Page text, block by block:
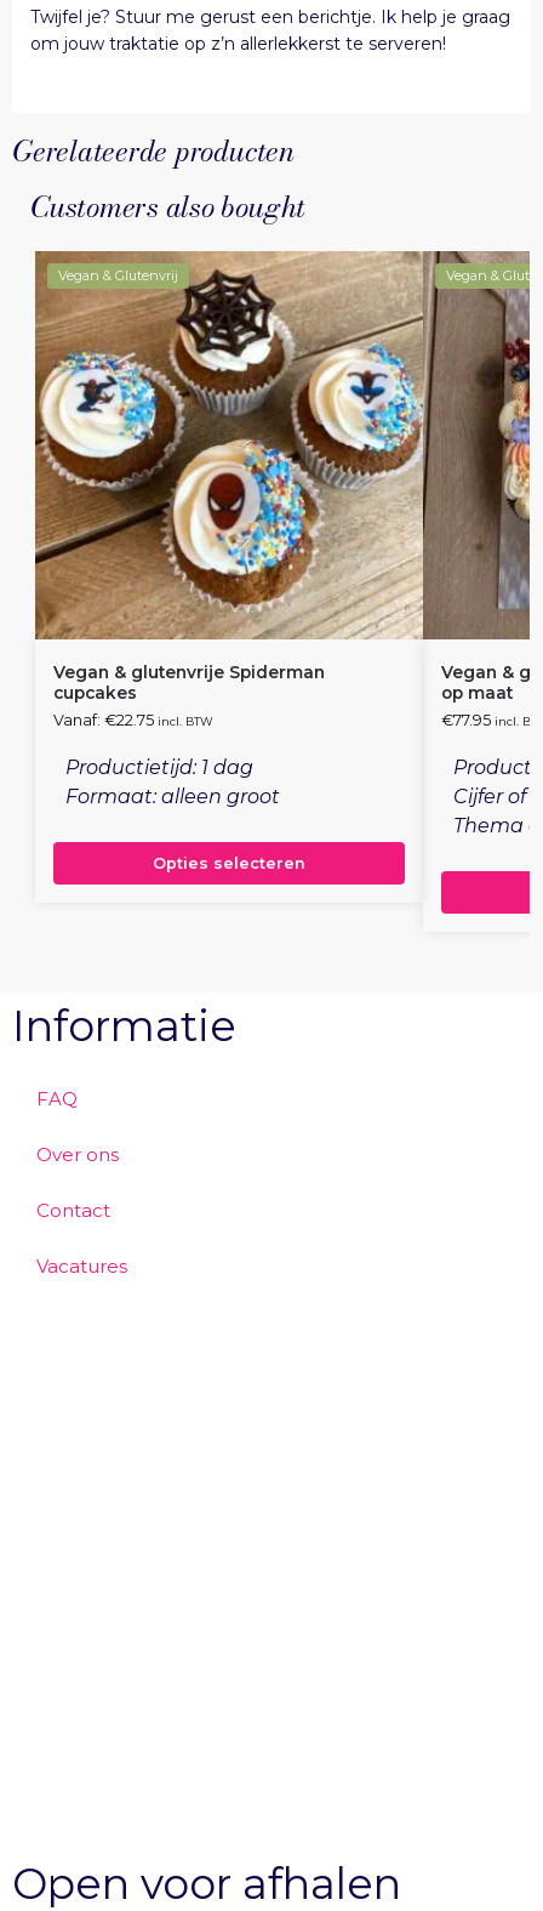
Twijfel je? Stuur me gerust een berichtje. Ik help je graag
om jouw traktatie op z’n allerlekkerst te serveren!
Gerelateerde producten
Customers also bought
Vegan & Glutenvrij
Vegan & glutenvrije Spiderman
cupcakes
Vanaf: €22.75 incl. BTW
Productietijd: 1 dag
Formaat: alleen groot
Opties selecteren
Vegan &
Vegan &
op maat
€77.95 incl.
Cijfer of
Thema
Informatie
FAQ
Over ons
Contact
Vacatures
Open voor afhalen